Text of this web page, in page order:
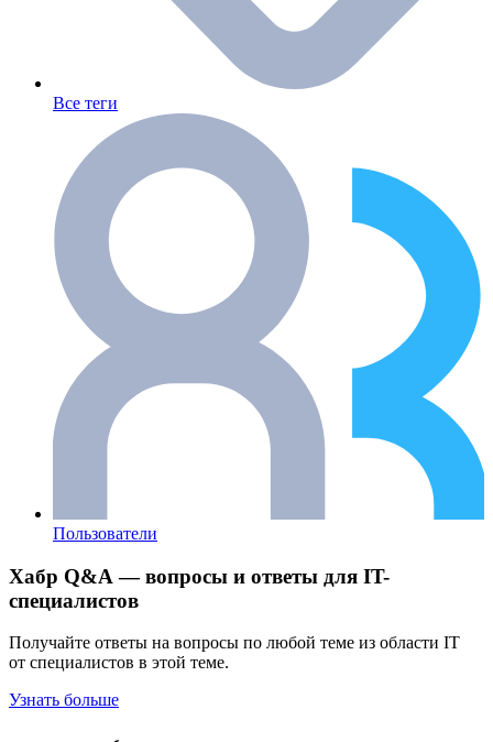
Все теги
Пользователи
Хабр Q&A — вопросы и ответы для IT-
специалистов
Получайте ответы на вопросы по любой теме из области IT
от специалистов в этой теме.
Узнать больше